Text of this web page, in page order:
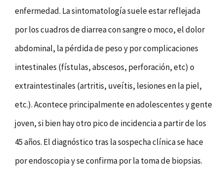
enfermedad. La sintomatología suele estar reflejada
por los cuadros de diarrea con sangre o moco, el dolor
abdominal, la pérdida de peso y por complicaciones
intestinales (fístulas, abscesos, perforación, etc) o
extraintestinales (artritis, uveítis, lesiones en la piel,
etc.). Acontece principalmente en adolescentes y gente
joven, si bien hay otro pico de incidencia a partir de los
45 años. El diagnóstico tras la sospecha clínica se hace
por endoscopia y se confirma por la toma de biopsias.